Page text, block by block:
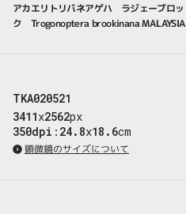
アカエリトリバネアゲハ ラジェーブロッ
ク Trogonoptera brookinana MALAYSIA
TKA020521
3411x2562px
350dpi : 24.8x18.6cm
顕微鏡のサイズについて